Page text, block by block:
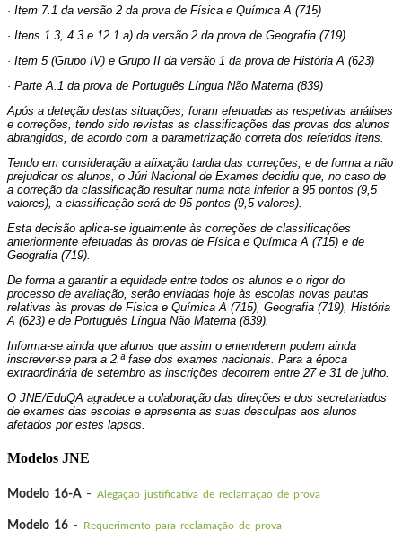
· Item 7.1 da versão 2 da prova de Física e Química A (715)
· Itens 1.3, 4.3 e 12.1 a) da versão 2 da prova de Geografia (719)
· Item 5 (Grupo IV) e Grupo II da versão 1 da prova de História A (623)
· Parte A.1 da prova de Português Língua Não Materna (839)
Após a deteção destas situações, foram efetuadas as respetivas análises
e correções, tendo sido revistas as classificações das provas dos alunos
abrangidos, de acordo com a parametrização correta dos referidos itens.
Tendo em consideração a afixação tardia das correções, e de forma a não
prejudicar os alunos, o Júri Nacional de Exames decidiu que, no caso de
a correção da classificação resultar numa nota inferior a 95 pontos (9,5
valores), a classificação será de 95 pontos (9,5 valores).
Esta decisão aplica-se igualmente às correções de classificações
anteriormente efetuadas às provas de Física e Química A (715) e de
Geografia (719).
De forma a garantir a equidade entre todos os alunos e o rigor do
processo de avaliação, serão enviadas hoje às escolas novas pautas
relativas às provas de Física e Química A (715), Geografia (719), História
A (623) e de Português Língua Não Materna (839).
Informa-se ainda que alunos que assim o entenderem podem ainda
inscrever-se para a 2.ª fase dos exames nacionais. Para a época
extraordinária de setembro as inscrições decorrem entre 27 e 31 de julho.
O JNE/EduQA agradece a colaboração das direções e dos secretariados
de exames das escolas e apresenta as suas desculpas aos alunos
afetados por estes lapsos.
Modelos JNE
Modelo 16-A - Alegação justificativa de reclamação de prova
Modelo 16 - Requerimento para reclamação de prova